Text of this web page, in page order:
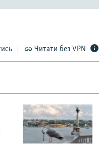
Читати без VPN